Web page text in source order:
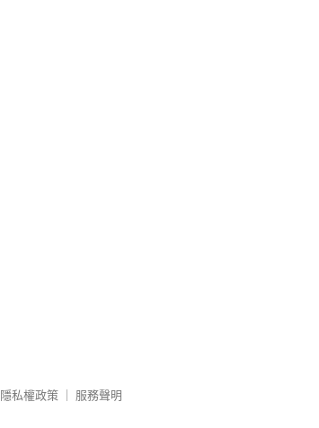
隱私權政策 服務聲明